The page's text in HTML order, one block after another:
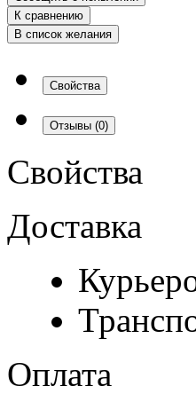
К сравнению
В список желания
Свойства
Отзывы (0)
Свойства
Доставка
Оплата